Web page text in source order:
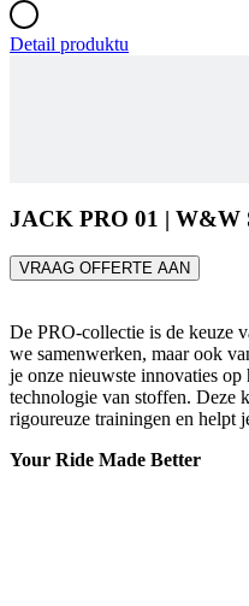
Detail produktu
JACK PRO 01 | W&W
VRAAG OFFERTE AAN
De PRO-collectie is de keuze
we samenwerken, maar ook
je onze nieuwste innovaties op
technologie van stoffen. Deze
rigoureuze trainingen en helpt
Your Ride Made Better